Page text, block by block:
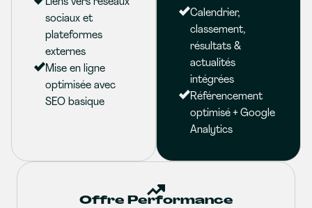
Liens vers réseaux
sociaux et
plateformes
externes
Mise en ligne
optimisée avec
SEO basique
Calendrier,
classement,
résultats &
actualités
intégrées
Référencement
optimisé + Google
Analytics
Offre Performance